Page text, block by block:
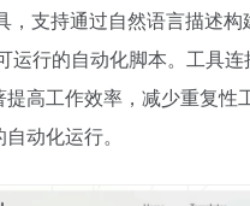
，支持通过自然语言描述
运行的自动化脚本。工具
高工作效率，减少重复
动化运行。